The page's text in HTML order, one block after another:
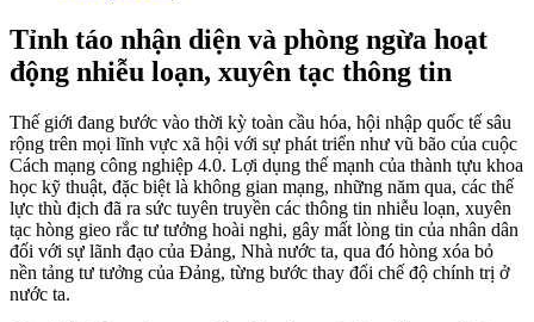
Tỉnh táo nhận diện và phòng ngừa hoạt
động nhiễu loạn, xuyên tạc thông tin
Thế giới đang bước vào thời kỳ toàn cầu hóa, hội nhập quốc tế sâu
rộng trên mọi lĩnh vực xã hội với sự phát triển như vũ bão của cuộc
Cách mạng công nghiệp 4.0. Lợi dụng thế mạnh của thành tựu khoa
học kỹ thuật, đặc biệt là không gian mạng, những năm qua, các thế
lực thù địch đã ra sức tuyên truyền các thông tin nhiễu loạn, xuyên
tạc hòng gieo rắc tư tưởng hoài nghi, gây mất lòng tin của nhân dân
đối với sự lãnh đạo của Đảng, Nhà nước ta, qua đó hòng xóa bỏ
nền tảng tư tưởng của Đảng, từng bước thay đổi chế độ chính trị ở
nước ta.